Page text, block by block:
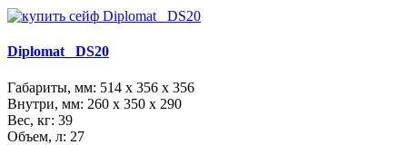
Diplomat_ DS20
Габариты, мм: 514 x 356 x 356
Внутри, мм: 260 x 350 x 290
Вес, кг: 39
Объем, л: 27